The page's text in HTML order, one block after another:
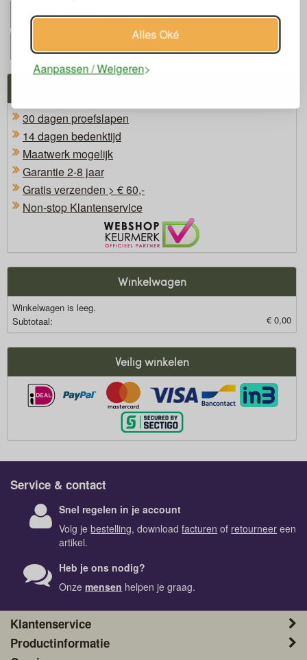
Alles Oké
Aanpassen / Weigeren
Alternatieven
Gerelateerde producten
30 dagen proefslapen
14 dagen bedenktijd
Maatwerk mogelijk
Garantie 2-8 jaar
Gratis verzenden > € 60,-
Non-stop Klantenservice
Winkelwagen
Winkelwagen is leeg.
Subtotaal:
€ 0,00
Veilig winkelen
Service & contact
Snel regelen in je account
Volg jebestelling, downloadfacturen of retourneer een
artikel.
Heb je ons nodig?
Onzemensen helpen je graag.
Klantenservice
Productinformatie